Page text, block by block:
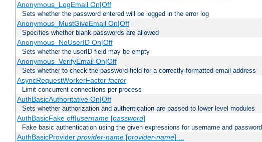
Anonymous_LogEmail On|Off
Sets whether the password entered will be logged in the error log
Anonymous_MustGiveEmail On|Off
Specifies whether blank passwords are allowed
Anonymous_NoUserID On|Off
Sets whether the userID field may be empty
Anonymous_VerifyEmail On|Off
Sets whether to check the password field for a correctly formatted email address
AsyncRequestWorkerFactor factor
Limit concurrent connections per process
AuthBasicAuthoritative On|Off
Sets whether authorization and authentication are passed to lower level modules
AuthBasicFake off|username[password]
Fake basic authentication using the given expressions for username and password
AuthBasicProvider provider-name[provider-name] ...